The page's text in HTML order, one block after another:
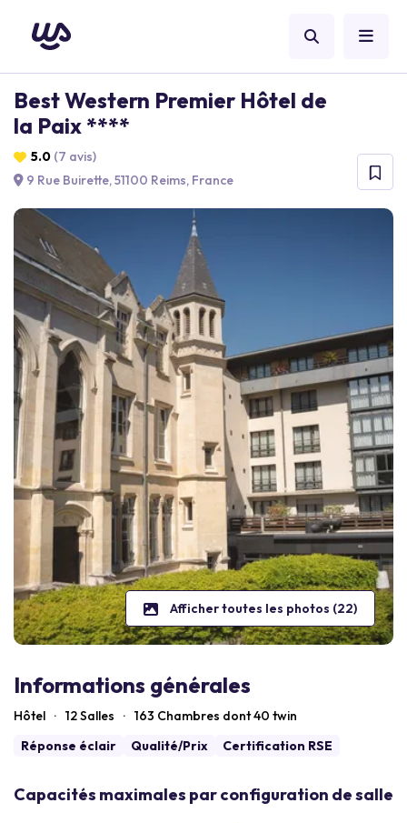
Best Western Premier Hôtel de
la Paix ****
5.0 (7 avis)
9 Rue Buirette, 51100 Reims, France
Afficher toutes les photos (22)
Informations générales
Hôtel · 12 Salles · 163 Chambres dont 40 twin
Réponse éclair
Qualité/Prix Certification RSE
Capacités maximales par configuration de salle